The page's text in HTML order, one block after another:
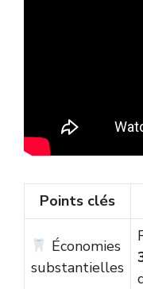
Points clés
Économies
substantielles